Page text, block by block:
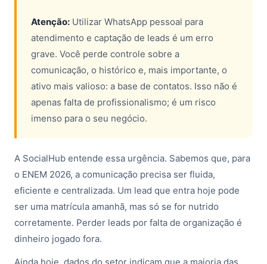
Atenção: Utilizar WhatsApp pessoal para
atendimento e captação de leads é um erro
grave. Você perde controle sobre a
comunicação, o histórico e, mais importante, o
ativo mais valioso: a base de contatos. Isso não é
apenas falta de profissionalismo; é um risco
imenso para o seu negócio.
A SocialHub entende essa urgência. Sabemos que, para
o ENEM 2026, a comunicação precisa ser fluida,
eficiente e centralizada. Um lead que entra hoje pode
ser uma matrícula amanhã, mas só se for nutrido
corretamente. Perder leads por falta de organização é
dinheiro jogado fora.